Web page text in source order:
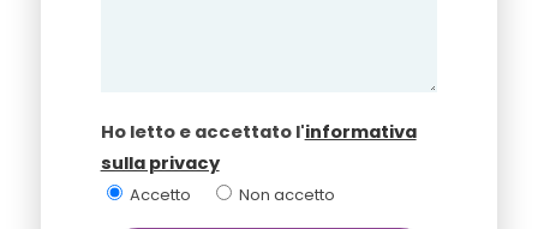
Ho letto e accettato l'informativa
sulla privacy
Accetto Non accetto